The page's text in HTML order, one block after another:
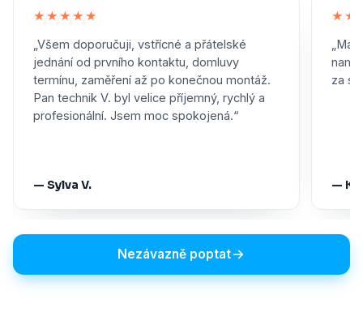
★★★★★
„Všem doporučuji, vstřícné a přátelské
jednání od prvního kontaktu, domluvy
termínu, zaměření až po konečnou montáž.
Pan technik V. byl velice příjemný, rychlý a
profesionální. Jsem moc spokojená.“
— Sylva V.
za
—
Nezávazně poptat